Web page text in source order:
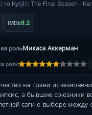
no Kyojin: The Final Season -
IMDb9.2
рольМикаса Аккерман
роли
на грани
а бывшие союзники
саги о выборе между